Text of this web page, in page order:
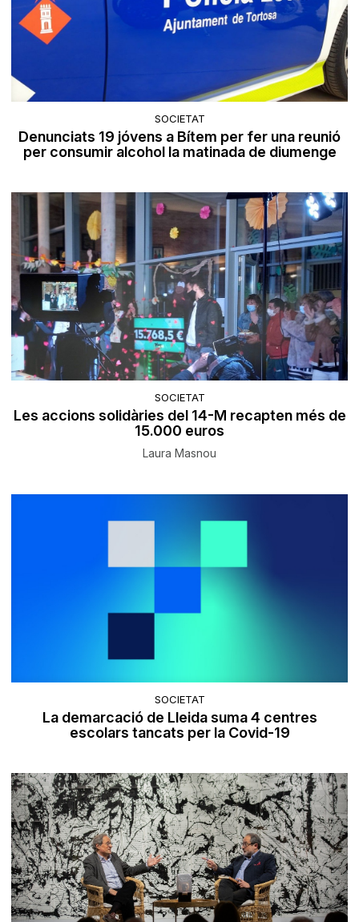
SOCIETAT
Denunciats 19 jóvens a Bítem per fer una reunió
per consumir alcohol la matinada de diumenge
SOCIETAT
Les accions solidàries del 14-M recapten més de
15.000 euros
Laura Masnou
SOCIETAT
La demarcació de Lleida suma 4 centres
escolars tancats per la Covid-19